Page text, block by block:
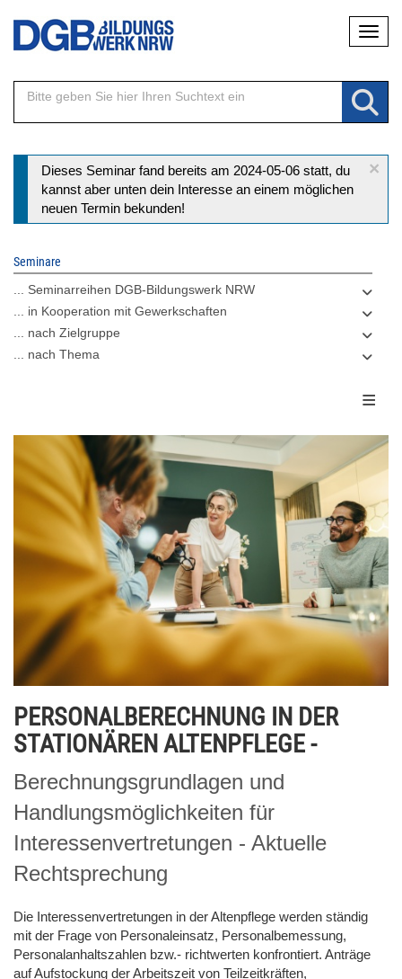
Direkt
Inhalt
×
Statusmeldung
Dieses Seminar fand bereits am 2024-05-06 statt, du
kannst aber unten dein Interesse an einem möglichen
neuen Termin bekunden!
Seminare
... Seminarreihen DGB-Bildungswerk NRW
... in Kooperation mit Gewerkschaften
... nach Zielgruppe
... nach Thema
PERSONALBERECHNUNG IN DER
STATIONÄREN ALTENPFLEGE -
Berechnungsgrundlagen und
Handlungsmöglichkeiten für
Interessenvertretungen - Aktuelle
Rechtsprechung
Die Interessenvertretungen in der Altenpflege werden ständig
mit der Frage von Personaleinsatz, Personalbemessung,
Personalanhaltszahlen bzw.- richtwerten konfrontiert. Anträge
auf Aufstockung der Arbeitszeit von Teilzeitkräften,